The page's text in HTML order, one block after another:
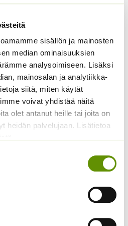
sisällön ja mainosten
median ominaisuuksien
analysoimiseen. Lisäksi
mainosalan ja analytiikka-
siitä, miten käytät
voivat yhdistää näitä
olet antanut heille tai joita on
heidän palvelujaan. Lisätietoa
Juuripersilja Puolipitkä
50 g
13,50€ Sisältää
arvonlisäveron